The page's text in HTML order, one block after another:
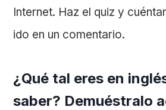
Internet. Haz el quiz y
ido en un comentario.
¿Qué tal eres en
saber? Demuéstralo